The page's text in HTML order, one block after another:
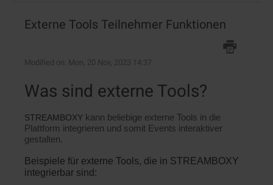
Externe Tools Teilnehmer Funktionen
Modified on: Mon, 20 Nov, 2023 14:37
Was sind externe Tools?
STREAMBOXY kann beliebige externe Tools in die
Plattform integrieren und somit Events interaktiver
gestalten.
Beispiele für externe Tools, die in STREAMBOXY
integrierbar sind: